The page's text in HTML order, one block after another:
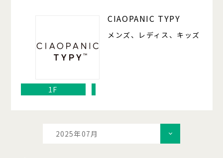
CIAOPANIC TYPY
メンズ、レディス、キッズ
1F
2025年07月